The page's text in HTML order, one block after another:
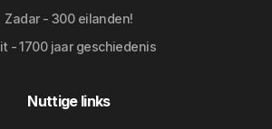
Zadar - 300 eilanden!
- 1700 jaar geschiedenis
Nuttige links